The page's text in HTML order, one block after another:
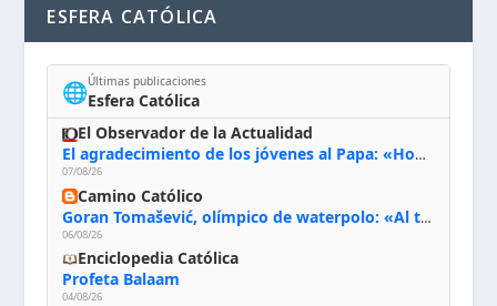
ESFERA CATÓLICA
🌐Últimas publicaciones
Esfera Católica
El Observador de la Actualidad
El agradecimiento de los jóvenes al Papa: «Hoy nos sentimos Iglesia»
07/08/26
Camino Católico
Goran Tomašević, olímpico de waterpolo: «Al terminar el Camino de Santiago entregué mi vida a Cristo; hablé con Dios y le dije: ‘Estoy listo; estoy a tu servicio. Puedo llevar lo que sea necesario para ti’»
06/08/26
Enciclopedia Católica
Profeta Balaam
04/08/26